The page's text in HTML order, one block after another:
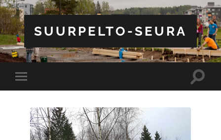
SUURPELTO-SEURA
Toggle
mobile
Toggle